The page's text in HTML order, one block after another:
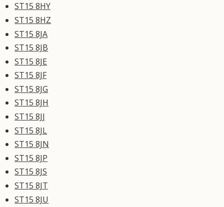
ST15 8HY
ST15 8HZ
ST15 8JA
ST15 8JB
ST15 8JE
ST15 8JF
ST15 8JG
ST15 8JH
ST15 8JJ
ST15 8JL
ST15 8JN
ST15 8JP
ST15 8JS
ST15 8JT
ST15 8JU